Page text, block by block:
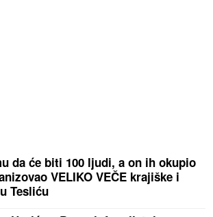
da će biti 100 ljudi, a on ih okupio
VELIKO VEČE krajiške i
Tesliću